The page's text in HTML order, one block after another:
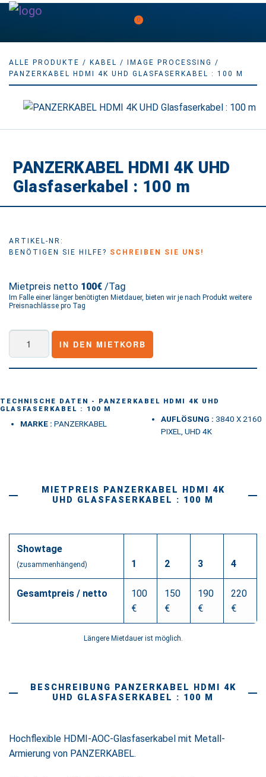
0
ALLE PRODUKTE / KABEL / IMAGE PROCESSING /
PANZERKABEL HDMI 4K UHD GLASFASERKABEL : 100 M
PANZERKABEL HDMI 4K UHD
Glasfaserkabel : 100 m
ARTIKEL-NR:
BENÖTIGEN SIE HILFE? SCHREIBEN SIE UNS!
Mietpreis netto 100€ /Tag
Im Falle einer länger benötigten Mietdauer, bieten wir je nach Produkt weitere
Preisnachlässe pro Tag
PANZERKABEL
HDMI
4K
Glasfaserkabel
:
100
IN DEN MIETKORB
TECHNISCHE DATEN - PANZERKABEL HDMI 4K UHD
GLASFASERKABEL : 100 M
MARKE : PANZERKABEL
AUFLÖSUNG : 3840 X 2160
PIXEL, UHD 4K
MIETPREIS PANZERKABEL HDMI 4K
UHD GLASFASERKABEL : 100 M
Showtage
(zusammenhängend) 1 2 3 4
Gesamtpreis / netto
100
€
150
€
190
€
220
€
Längere Mietdauer ist möglich.
BESCHREIBUNG PANZERKABEL HDMI 4K
UHD GLASFASERKABEL : 100 M
Hochflexible HDMI-AOC-Glasfaserkabel mit Metall-
Armierung von PANZERKABEL.